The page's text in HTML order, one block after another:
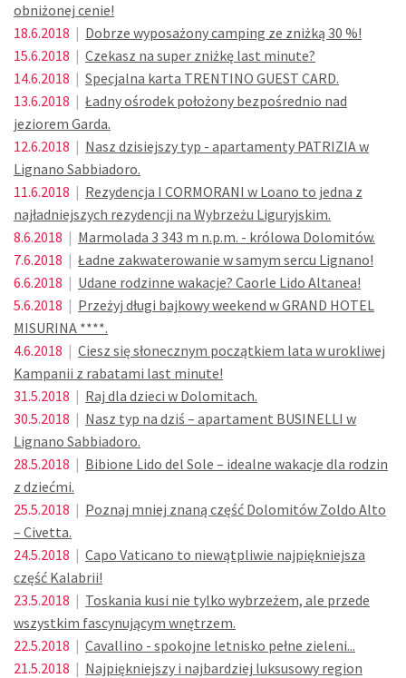
obniżonej cenie!
18.6.2018 | Dobrze wyposażony camping ze zniżką 30 %!
15.6.2018 | Czekasz na super zniżkę last minute?
14.6.2018 | Specjalna karta TRENTINO GUEST CARD.
13.6.2018 | Ładny ośrodek położony bezpośrednio nad
jeziorem Garda.
12.6.2018 | Nasz dzisiejszy typ - apartamenty PATRIZIA w
Lignano Sabbiadoro.
11.6.2018 | Rezydencja I CORMORANI w Loano to jedna z
najładniejszych rezydencji na Wybrzeżu Liguryjskim.
8.6.2018 | Marmolada 3 343 m n.p.m. - królowa Dolomitów.
7.6.2018 | Ładne zakwaterowanie w samym sercu Lignano!
6.6.2018 | Udane rodzinne wakacje? Caorle Lido Altanea!
5.6.2018 | Przeżyj długi bajkowy weekend w GRAND HOTEL
MISURINA ****.
4.6.2018 | Ciesz się słonecznym początkiem lata w urokliwej
Kampanii z rabatami last minute!
31.5.2018 | Raj dla dzieci w Dolomitach.
30.5.2018 | Nasz typ na dziś – apartament BUSINELLI w
Lignano Sabbiadoro.
28.5.2018 | Bibione Lido del Sole – idealne wakacje dla rodzin
z dziećmi.
25.5.2018 | Poznaj mniej znaną część Dolomitów Zoldo Alto
– Civetta.
24.5.2018 | Capo Vaticano to niewątpliwie najpiękniejsza
część Kalabrii!
23.5.2018 | Toskania kusi nie tylko wybrzeżem, ale przede
wszystkim fascynującym wnętrzem.
22.5.2018 | Cavallino - spokojne letnisko pełne zieleni...
21.5.2018 | Najpiękniejszy i najbardziej luksusowy region